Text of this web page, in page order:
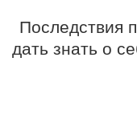
Последствия
дать знать о